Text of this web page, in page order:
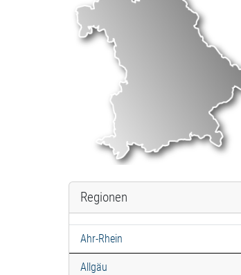
Regionen
Ahr-Rhein
Allgäu